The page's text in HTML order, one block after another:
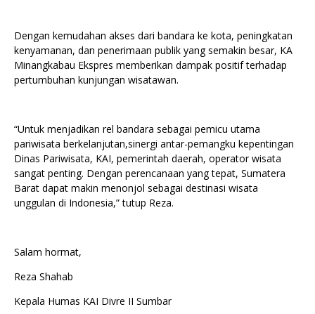
Dengan kemudahan akses dari bandara ke kota, peningkatan
kenyamanan, dan penerimaan publik yang semakin besar, KA
Minangkabau Ekspres memberikan dampak positif terhadap
pertumbuhan kunjungan wisatawan.
“Untuk menjadikan rel bandara sebagai pemicu utama
pariwisata berkelanjutan,sinergi antar-pemangku kepentingan
Dinas Pariwisata, KAI, pemerintah daerah, operator wisata
sangat penting. Dengan perencanaan yang tepat, Sumatera
Barat dapat makin menonjol sebagai destinasi wisata
unggulan di Indonesia,” tutup Reza.
Salam hormat,
Reza Shahab
Kepala Humas KAI Divre II Sumbar